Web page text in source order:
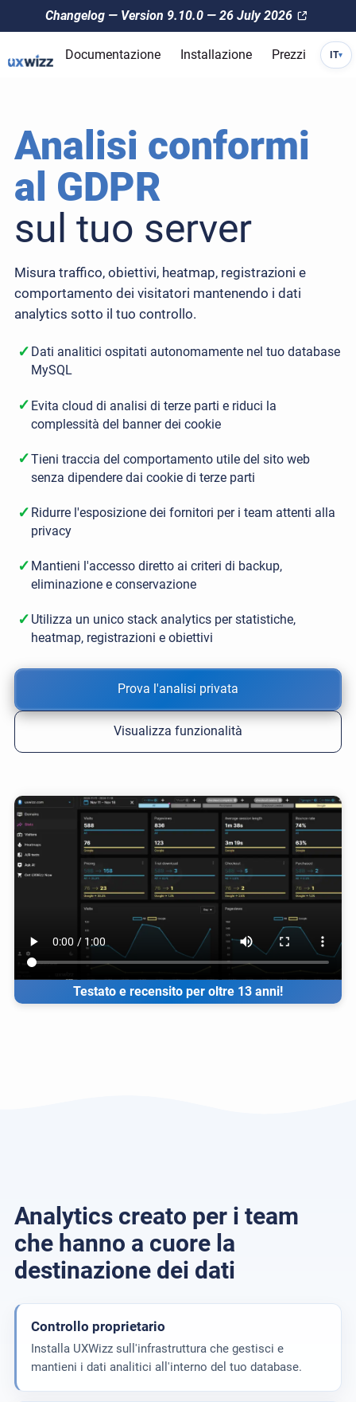
Changelog — Version 9.10.0 — 26 July 2026
Documentazione Installazione Prezzi IT▾
Analisi conformi
al GDPR
sul tuo server
Misura traffico, obiettivi, heatmap, registrazioni e
comportamento dei visitatori mantenendo i dati
analytics sotto il tuo controllo.
✓ Dati analitici ospitati autonomamente nel tuo database
MySQL
✓ Evita cloud di analisi di terze parti e riduci la
complessità del banner dei cookie
✓Tieni traccia del comportamento utile del sito web
senza dipendere dai cookie di terze parti
✓ Ridurre l'esposizione dei fornitori per i team attenti alla
privacy
✓ Mantieni l'accesso diretto ai criteri di backup,
eliminazione e conservazione
✓ Utilizza un unico stack analytics per statistiche,
heatmap, registrazioni e obiettivi
Prova l'analisi privata
Visualizza funzionalità
Testato e recensito per oltre 13 anni!
Analytics creato per i team
che hanno a cuore la
destinazione dei dati
Controllo proprietario
Installa UXWizz sull'infrastruttura che gestisci e
mantieni i dati analitici all'interno del tuo database.